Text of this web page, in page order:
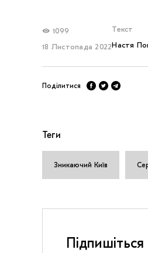
1099
18 Листопада 2022
Текст
Настя
Поділитися
Теги
Зникаючий Київ